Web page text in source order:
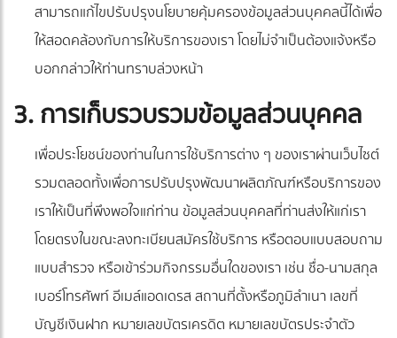
สามารถแก้ไขปรับปรุงนโยบายคุ้มครองข้อมูลส่วนบุคคลนี้ได้เพื่อ
ให้สอดคล้องกับการให้บริการของเรา โดยไม่จำเป็นต้องแจ้งหรือ
บอกกล่าวให้ท่านทราบล่วงหน้า
3. การเก็บรวบรวมข้อมูลส่วนบุคคล
เพื่อประโยชน์ของท่านในการใช้บริการต่าง ๆ ของเราผ่านเว็บไซต์
รวมตลอดทั้งเพื่อการปรับปรุงพัฒนาผลิตภัณฑ์หรือบริการของ
เราให้เป็นที่พึงพอใจแก่ท่าน ข้อมูลส่วนบุคคลที่ท่านส่งให้แก่เรา
โดยตรงในขณะลงทะเบียนสมัครใช้บริการ หรือตอบแบบสอบถาม
แบบสำรวจ หรือเข้าร่วมกิจกรรมอื่นใดของเรา เช่น ชื่อ-นามสกุล
เบอร์โทรศัพท์ อีเมล์แอดเดรส สถานที่ตั้งหรือภูมิลำเนา เลขที่
บัญชีเงินฝาก หมายเลขบัตรเครดิต หมายเลขบัตรประจำตัว